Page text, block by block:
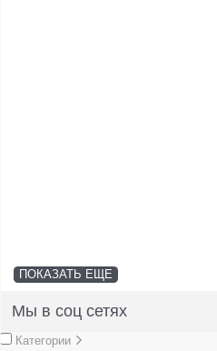
ПОКАЗАТЬ ЕЩЕ
Мы в соц сетях
Категории